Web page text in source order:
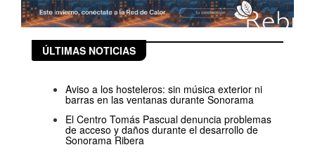
ÚLTIMAS NOTICIAS
Aviso a los hosteleros: sin música exterior ni
barras en las ventanas durante Sonorama
El Centro Tomás Pascual denuncia problemas
de acceso y daños durante el desarrollo de
Sonorama Ribera